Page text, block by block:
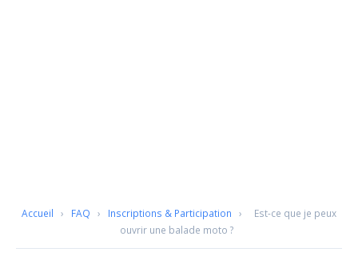
Accueil › FAQ › Inscriptions & Participation ›
Est-ce que je peux
ouvrir une balade moto ?